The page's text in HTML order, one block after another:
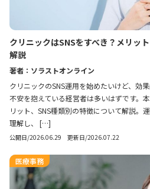
クリニックはSNSをすべき？メリッ
解説
著者：ソラストオンライン
クリニックのSNS運用を始めたいけど、効
不安を抱えている経営者は多いはずです。
リット、SNS種類別の特徴について解説。
理解し、 […]
公開日/2026.06.29 更新日/2026.07.22
医療事務